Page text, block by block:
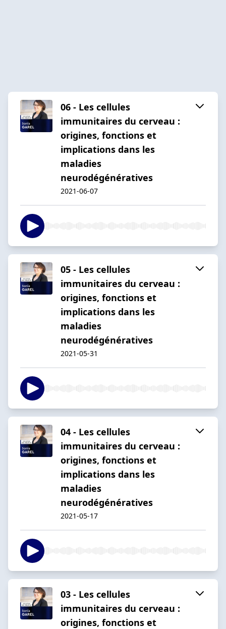
06 - Les cellules
immunitaires du cerveau :
origines, fonctions et
implications dans les
maladies
neurodégénératives
2021-06-07
05 - Les cellules
immunitaires du cerveau :
origines, fonctions et
implications dans les
maladies
neurodégénératives
2021-05-31
04 - Les cellules
immunitaires du cerveau :
origines, fonctions et
implications dans les
maladies
neurodégénératives
2021-05-17
03 - Les cellules
immunitaires du cerveau :
origines, fonctions et